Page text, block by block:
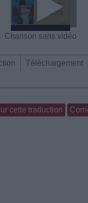
Chanson sans vidéo
Téléchargement
cette traduction